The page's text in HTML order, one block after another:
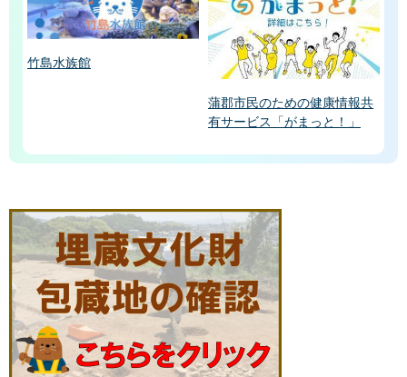
竹島水族館
蒲郡市民のための健康情報共
有サービス「がまっと！」